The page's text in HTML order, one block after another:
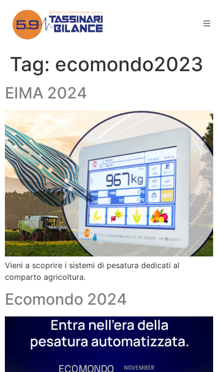
Tag: ecomondo2023
EIMA 2024
Vieni a scoprire i sistemi di pesatura dedicati al
comparto agricoltura.
Ecomondo 2024